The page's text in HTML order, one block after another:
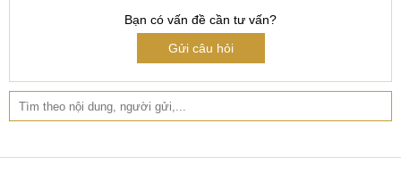
037.437.9999
398 Cầu Giấy, Q. Cầu Giấy
Hotline:096.2222.398
CN 3:42 Phố Vọng, Hai Bà Trưng
Bạn có vấn đề cần tư vấn?
Gửi câu hỏi